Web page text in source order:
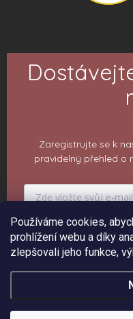
Používáme cookies,
prohlížení webu a díky
zlepšovali jeho funkce,
Zaregistrujte se k
pravidelný přehled o
Copyright 2026ePiPí -